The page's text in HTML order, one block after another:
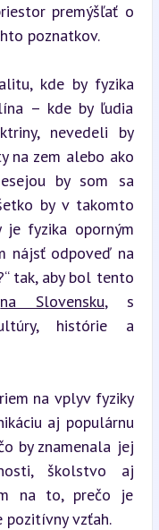
premýšľať o
poznatkov.
kde by fyzika
– kde by ľudia
nevedeli by
na zem alebo ako
by som sa
by v takomto
fyzika oporným
nájsť odpoveď na
tak, aby bol tento
na Slovensku, s
histórie a
na vplyv fyziky
aj populárnu
by znamenala jej
školstvo aj
na to, prečo je
vzťah.